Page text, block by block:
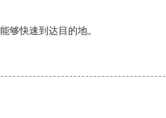
够快速到达目的地。